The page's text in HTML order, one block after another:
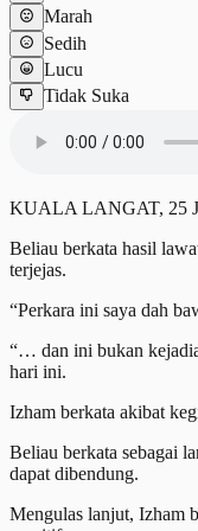
Marah
Sedih
Lucu
Tidak Suka
KUALA LANGAT, 25
Beliau berkata hasil
terjejas.
“Perkara ini saya dah
“… dan ini bukan
hari ini.
Izham berkata akibat
Beliau berkata sebagai
dapat dibendung.
Mengulas lanjut, Izham